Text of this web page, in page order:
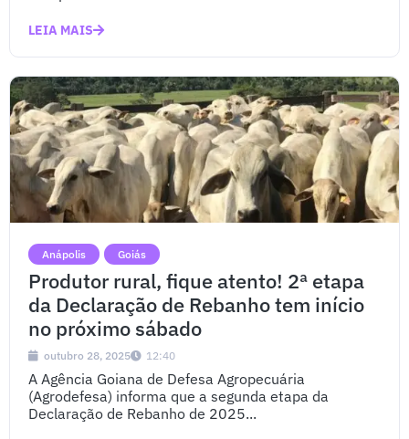
LEIA MAIS
Anápolis Goiás
Produtor rural, fique atento! 2ª etapa
da Declaração de Rebanho tem início
no próximo sábado
outubro 28, 2025 12:40
A Agência Goiana de Defesa Agropecuária
(Agrodefesa) informa que a segunda etapa da
Declaração de Rebanho de 2025...